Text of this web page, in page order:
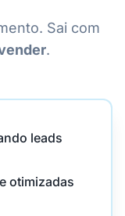
Sai com
.
leads
otimizadas